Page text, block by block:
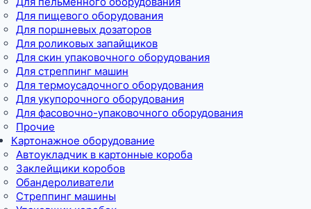
Для пищевого оборудования
Для поршневых дозаторов
Для роликовых запайщиков
Для скин упаковочного оборудования
Для стреппинг машин
Для термоусадочного оборудования
Для укупорочного оборудования
Для фасовочно-упаковочного оборудования
Прочие
Картонажное оборудование
Автоукладчик в картонные короба
Заклейщики коробов
Обандероливатели
Стреппинг машины